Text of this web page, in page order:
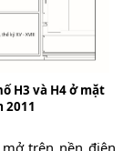
H3 và H4 ở mặt
2011
trên nền điện